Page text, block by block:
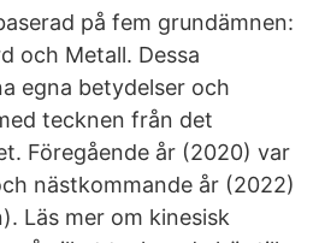
på fem grundämnen:
och Metall. Dessa
egna betydelser och
tecknen från det
Föregående år (2020) var
nästkommande år (2022)
Läs mer om kinesisk